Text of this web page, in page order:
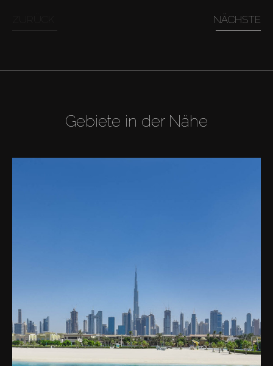
NÄCHSTE
Gebiete in der Nähe